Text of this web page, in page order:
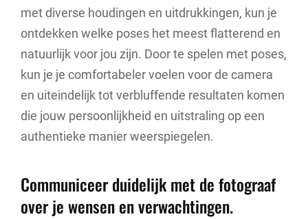
met diverse houdingen en uitdrukkingen, kun je
ontdekken welke poses het meest flatterend en
natuurlijk voor jou zijn. Door te spelen met poses,
kun je je comfortabeler voelen voor de camera
en uiteindelijk tot verbluffende resultaten komen
die jouw persoonlijkheid en uitstraling op een
authentieke manier weerspiegelen.
Communiceer duidelijk met de fotograaf
over je wensen en verwachtingen.